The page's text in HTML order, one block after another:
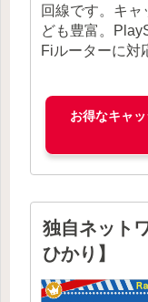
回線です。キ
ども豊富。
Fiルーターに対
お得なキャ
独自ネット
ひかり】